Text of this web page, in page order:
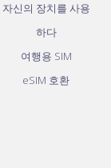
자신의 장치를 사용
하다
여행용 SIM
eSIM 호환